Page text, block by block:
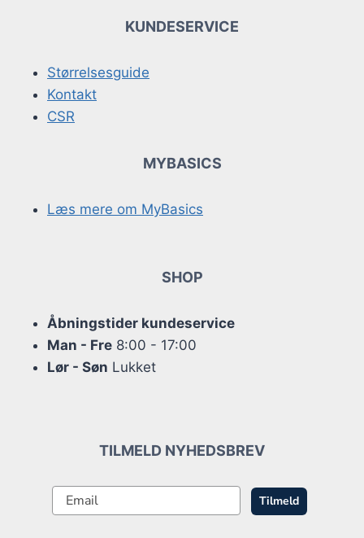
KUNDESERVICE
Størrelsesguide
Kontakt
CSR
MYBASICS
Læs mere om MyBasics
SHOP
Åbningstider kundeservice
Man - Fre 8:00 - 17:00
Lør - Søn Lukket
TILMELD NYHEDSBREV
Tilmeld